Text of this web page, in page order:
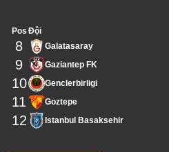
Pos Đội
8 Galatasaray
9 Gaziantep FK
10 Genclerbirligi
11 Goztepe
12 Istanbul Basaksehir